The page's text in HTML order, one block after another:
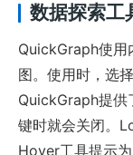
数据探索工
QuickGraph使用
图。使用时，选
QuickGraph提供
键时就会关闭。
Hover工具提示为